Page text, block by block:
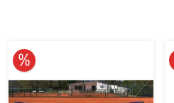
10% reduziert